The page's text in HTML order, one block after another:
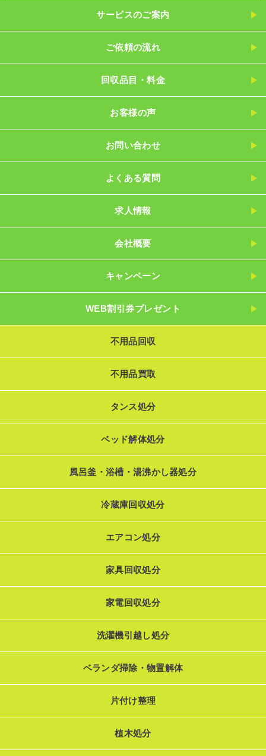
サービスのご案内
ご依頼の流れ
回収品目・料金
お客様の声
お問い合わせ
よくある質問
求人情報
会社概要
キャンペーン
WEB割引券プレゼント
不用品回収
不用品買取
タンス処分
ベッド解体処分
風呂釜・浴槽・湯沸かし器処分
冷蔵庫回収処分
エアコン処分
家具回収処分
家電回収処分
洗濯機引越し処分
ベランダ掃除・物置解体
片付け整理
植木処分